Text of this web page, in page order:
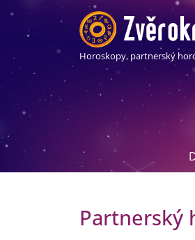
Horoskopy, partnerský
Partnerský